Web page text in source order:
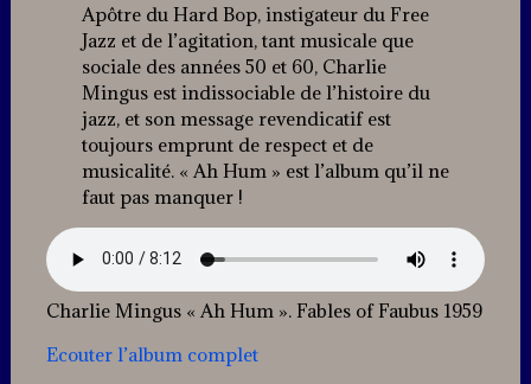
Apôtre du Hard Bop, instigateur du Free
Jazz et de l’agitation, tant musicale que
sociale des années 50 et 60, Charlie
Mingus est indissociable de l’histoire du
jazz, et son message revendicatif est
toujours emprunt de respect et de
musicalité. « Ah Hum » est l’album qu’il ne
faut pas manquer !
Charlie Mingus « Ah Hum ». Fables of Faubus 1959
Ecouter l’album complet